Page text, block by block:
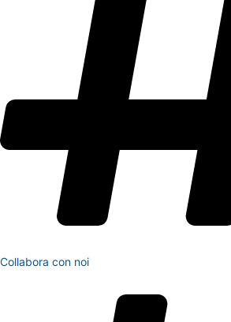
Collabora con noi